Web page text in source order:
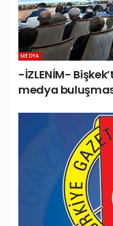
MEDYA
-İZLENİM-
medya